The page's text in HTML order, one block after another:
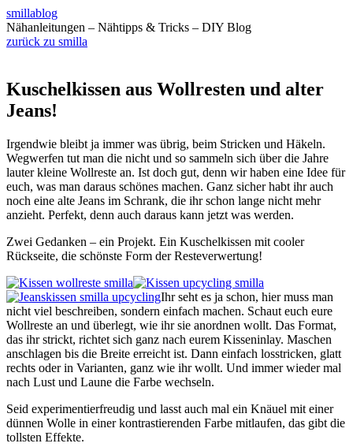
smillablog
Nähanleitungen – Nähtipps & Tricks – DIY Blog
zurück zu smilla
Kuschelkissen aus Wollresten und alter
Jeans!
Irgendwie bleibt ja immer was übrig, beim Stricken und Häkeln.
Wegwerfen tut man die nicht und so sammeln sich über die Jahre
lauter kleine Wollreste an. Ist doch gut, denn wir haben eine Idee für
euch, was man daraus schönes machen. Ganz sicher habt ihr auch
noch eine alte Jeans im Schrank, die ihr schon lange nicht mehr
anzieht. Perfekt, denn auch daraus kann jetzt was werden.
Zwei Gedanken – ein Projekt. Ein Kuschelkissen mit cooler
Rückseite, die schönste Form der Resteverwertung!
Ihr seht es ja schon, hier muss man
nicht viel beschreiben, sondern einfach machen. Schaut euch eure
Wollreste an und überlegt, wie ihr sie anordnen wollt. Das Format,
das ihr strickt, richtet sich ganz nach eurem Kisseninlay. Maschen
anschlagen bis die Breite erreicht ist. Dann einfach losstricken, glatt
rechts oder in Varianten, ganz wie ihr wollt. Und immer wieder mal
nach Lust und Laune die Farbe wechseln.
Seid experimentierfreudig und lasst auch mal ein Knäuel mit einer
dünnen Wolle in einer kontrastierenden Farbe mitlaufen, das gibt die
tollsten Effekte.